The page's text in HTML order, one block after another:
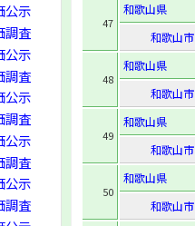
公示
調査
公示
調査
公示
調査
公示
調査
公示
調査
47
和歌山県
和歌山市
48
和歌山県
和歌山市
49
和歌山県
和歌山市
50
和歌山県
和歌山市